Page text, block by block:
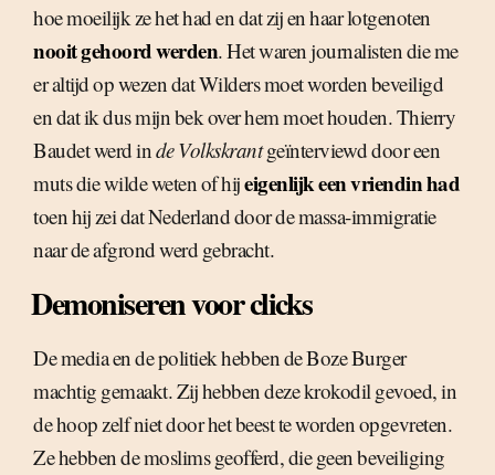
hoe moeilijk ze het had en dat zij en haar lotgenoten
nooit gehoord werden. Het waren journalisten die me
er altijd op wezen dat Wilders moet worden beveiligd
en dat ik dus mijn bek over hem moet houden. Thierry
Baudet werd inde Volkskrantgeïnterviewd door een
muts die wilde weten of hijeigenlijk een vriendin had
toen hij zei dat Nederland door de massa-immigratie
naar de afgrond werd gebracht.
Demoniseren voor clicks
De media en de politiek hebben de Boze Burger
machtig gemaakt. Zij hebben deze krokodil gevoed, in
de hoop zelf niet door het beest te worden opgevreten.
Ze hebben de moslims geofferd, die geen beveiliging